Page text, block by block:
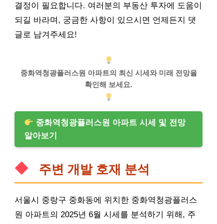
결정이 필요합니다. 여러분의 부동산 투자에 도움이
되길 바라며, 궁금한 사항이 있으시면 언제든지 댓
글로 남겨주세요!
중화역청광플러스원 아파트의 최신 시세와 미래 전망을
확인해 보세요.
중화역청광플러스원 아파트 시세 및 전망
알아보기
주변 개발 호재 분석
서울시 중랑구 중화동에 위치한 중화역청광플러스
원 아파트의 2025년 6월 시세를 분석하기 위해, 주